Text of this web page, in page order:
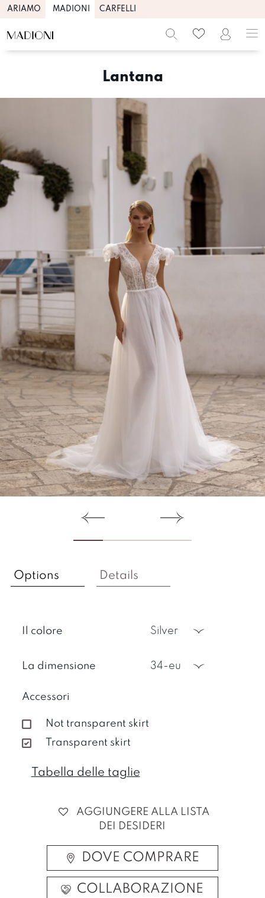
Skip
ARIAMO MADIONI CARFELLI
Lantana
Options Details
Il colore silver
La dimensione 34-eu
Accessori
Not transparent skirt
Transparent skirt
Tabella delle taglie
AGGIUNGERE ALLA LISTA
DEI DESIDERI
DOVE COMPRARE
COLLABORAZIONE